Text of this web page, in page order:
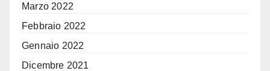
Marzo 2022
Febbraio 2022
Gennaio 2022
Dicembre 2021